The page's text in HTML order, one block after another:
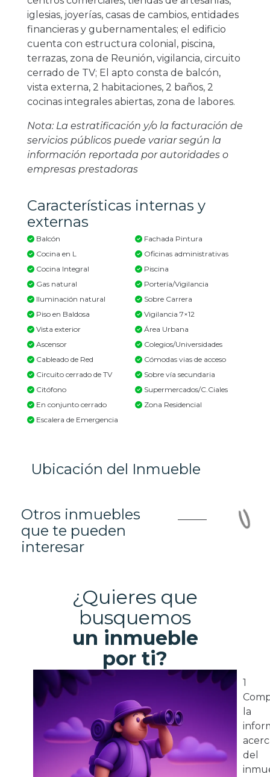
iglesias, joyerías, casas de cambios, entidades
financieras y gubernamentales; el edificio
cuenta con estructura colonial, piscina,
terrazas, zona de Reunión, vigilancia, circuito
cerrado de TV; El apto consta de balcón,
vista externa, 2 habitaciones, 2 baños, 2
cocinas integrales abiertas, zona de labores.
Nota: La estratificación y/o la facturación de
servicios públicos puede variar según la
información reportada por autoridades o
empresas prestadoras
Características internas y
externas
Balcón
Cocina en L
Cocina Integral
Gas natural
Iluminación natural
Piso en Baldosa
Vista exterior
Ascensor
Cableado de Red
Circuito cerrado de TV
Citófono
En conjunto cerrado
Escalera de Emergencia
Fachada Pintura
Oficinas administrativas
Piscina
Portería/Vigilancia
Sobre Carrera
Vigilancia 7×12
Área Urbana
Colegios/Universidades
Cómodas vias de acceso
Sobre vía secundaria
Supermercados/C.Ciales
Zona Residencial
Ubicación del Inmueble
Otros inmuebles
que te pueden
interesar
¿Quieres que
busquemos
un inmueble
por ti?
1
la
del